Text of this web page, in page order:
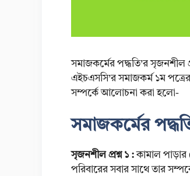
সমাজকর্মের পদ্ধতি’র সৃজনশীল
এইচএসসি’র সমাজকর্ম ১ম
সম্পর্কে আলোচনা করা হলো-
সমাজকর্মের
সৃজনশীল প্রশ্ন ১ :কামাল পাড়ার
পরিবারের সবার সাথে তার